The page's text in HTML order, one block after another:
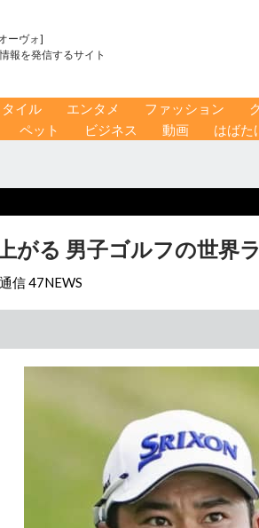
ーヴォ]
報を発信するサイト
イル エンタメ ファッション
ペット ビジネス 動画 はばた
がる 男子ゴルフの世界
信 47NEWS